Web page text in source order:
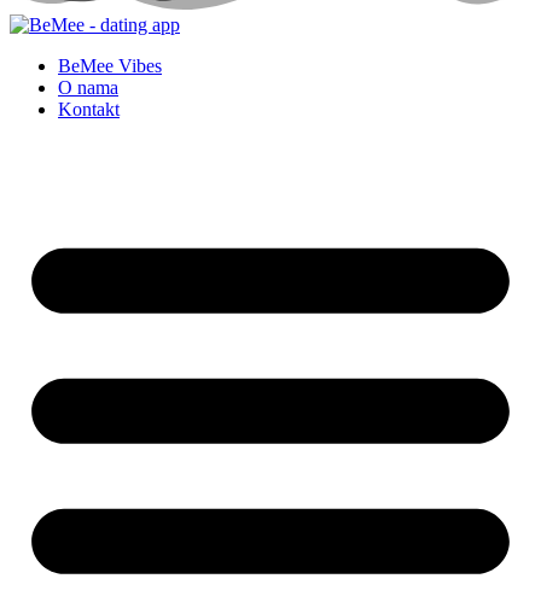
BeMee Vibes
O nama
Kontakt